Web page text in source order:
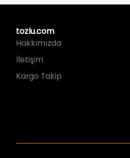
tozlu.com
İletişim
Kargo Takip